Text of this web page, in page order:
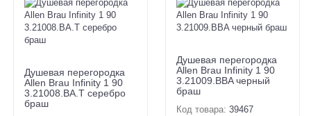
Душевая перегородка
Allen Brau Infinity 1 90
3.21008.BA.T серебро
браш
Душевая перегородка
Allen Brau Infinity 1 90
3.21009.BBA черный
браш
Код товара: 39467